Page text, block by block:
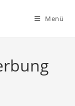
Menü